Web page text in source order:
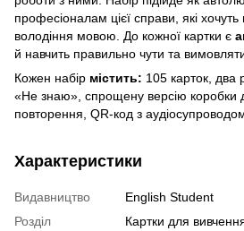
професіоналам цієї справи, які хочуть
володіння мовою. До кожної картки є
й навчить правильно чути та
Кожен набір містить: 105 карток, два
«Не знаю», спрощену версію коробки
повторення, QR-код з
Характеристики
Видавництво
English Student
Розділ
Картки для